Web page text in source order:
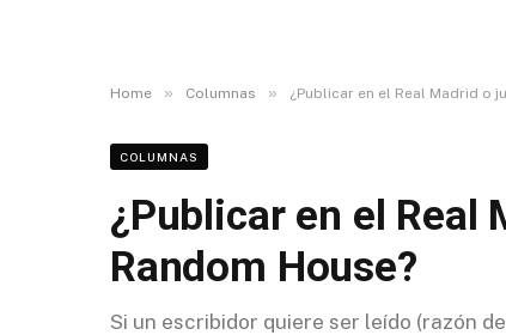
Home » Columnas » ¿Publicar en el Real Madrid o
COLUMNAS
¿Publicar en el Real
Random House?
Si un escribidor quiere ser leído (razón